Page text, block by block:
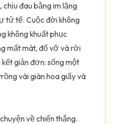
đau bằng im lặng
tử tế. Cuộc đời không
không khuất phục
mất mát, đổ vỡ và rời
giản đơn: sống một
vài giàn hoa giấy và
về chiến thắng.